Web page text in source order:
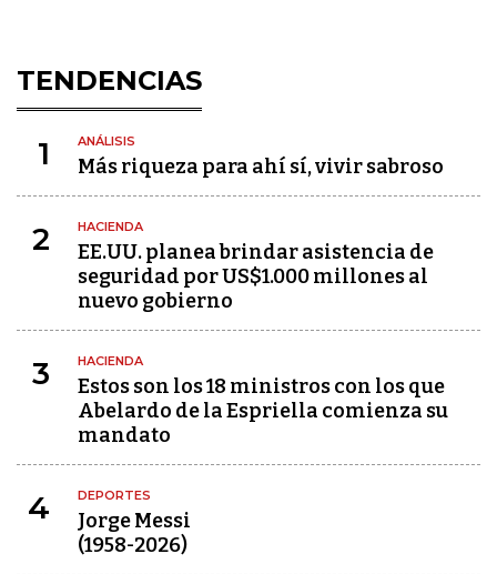
TENDENCIAS
1 ANÁLISIS
Más riqueza para ahí sí, vivir sabroso
2 HACIENDA
EE.UU. planea brindar asistencia de
seguridad por US$1.000 millones al
nuevo gobierno
3 HACIENDA
Estos son los 18 ministros con los que
Abelardo de la Espriella comienza su
mandato
4 DEPORTES
Jorge Messi
(1958-2026)